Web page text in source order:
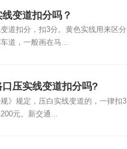
变道扣分吗？
道扣分，扣3分。黄色实线用来区分
道，一般画在马...
压实线变道扣分吗?
》规定，压白实线变道的，一律扣3
元。新交通...